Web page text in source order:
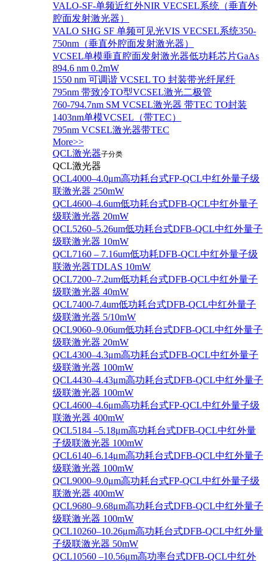
VALO-SF-单频近红外NIR VECSEL系统（垂直外
腔面发射激光器）
VALO SHG SF 单频可见光VIS VECSEL系统350-
750nm（垂直外腔面发射激光器）
VCSEL单模垂直腔面发射激光器低功耗芯片GaAs
894.6 nm 0.2mW
1550 nm 可调谐 VCSEL TO 封装带光纤尾纤
795nm 带致冷TO型VCSEL激光二极管
760-794.7nm SM VCSEL激光器 带TEC TO封装
1403nm单模VCSEL（带TEC）
795nm VCSEL激光器带TEC
More>>
QCL激光器子分类
QCL激光器
QCL4000–4.0μm高功耗台式FP-QCL中红外量子级
联激光器 250mW
QCL4600–4.6um低功耗台式DFB-QCL中红外量子
级联激光器 20mW
QCL5260–5.26um低功耗台式DFB-QCL中红外量子
级联激光器 10mW
QCL7160 – 7.16um低功耗DFB-QCL中红外量子级
联激光器TDLAS 10mW
QCL7200–7.2um低功耗台式DFB-QCL中红外量子
级联激光器 40mW
QCL7400-7.4um低功耗台式DFB-QCL中红外量子
级联激光器 5/10mW
QCL9060–9.06um低功耗台式DFB-QCL中红外量子
级联激光器 20mW
QCL4300–4.3μm高功耗台式DFB-QCL中红外量子
级联激光器 100mW
QCL4430–4.43μm高功耗台式DFB-QCL中红外量子
级联激光器 100mW
QCL4600–4.6μm高功耗台式FP-QCL中红外量子级
联激光器 400mW
QCL5184 –5.18μm高功耗台式DFB-QCL中红外量
子级联激光器 100mW
QCL6140–6.14μm高功耗台式DFB-QCL中红外量子
级联激光器 100mW
QCL9000–9.0μm高功耗台式FP-QCL中红外量子级
联激光器 400mW
QCL9680–9.68μm高功耗台式DFB-QCL中红外量子
级联激光器 100mW
QCL10260–10.26μm高功耗台式DFB-QCL中红外量
子级联激光器 50mW
QCL10560 –10.56μm高功率台式DFB-QCL中红外